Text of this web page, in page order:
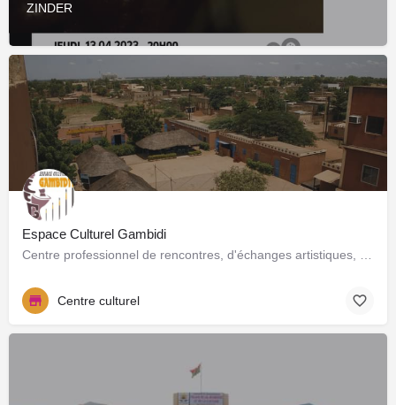
ZINDER
Espace Culturel Gambidi
Centre culturel